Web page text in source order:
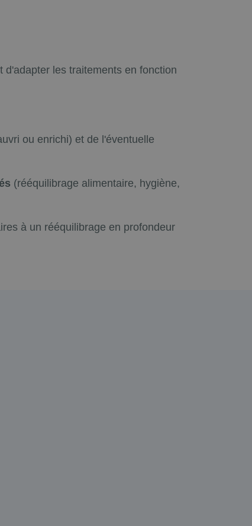
les traitements en fonction
ou enrichi) et de l'éventuelle
(rééquilibrage alimentaire, hygiène,
à un rééquilibrage en profondeur